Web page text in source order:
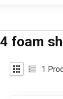
foam
1